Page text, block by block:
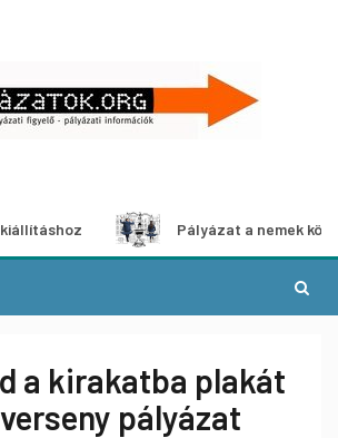
Pályázat a nemek közötti
a kirakatba plakát
pályázat